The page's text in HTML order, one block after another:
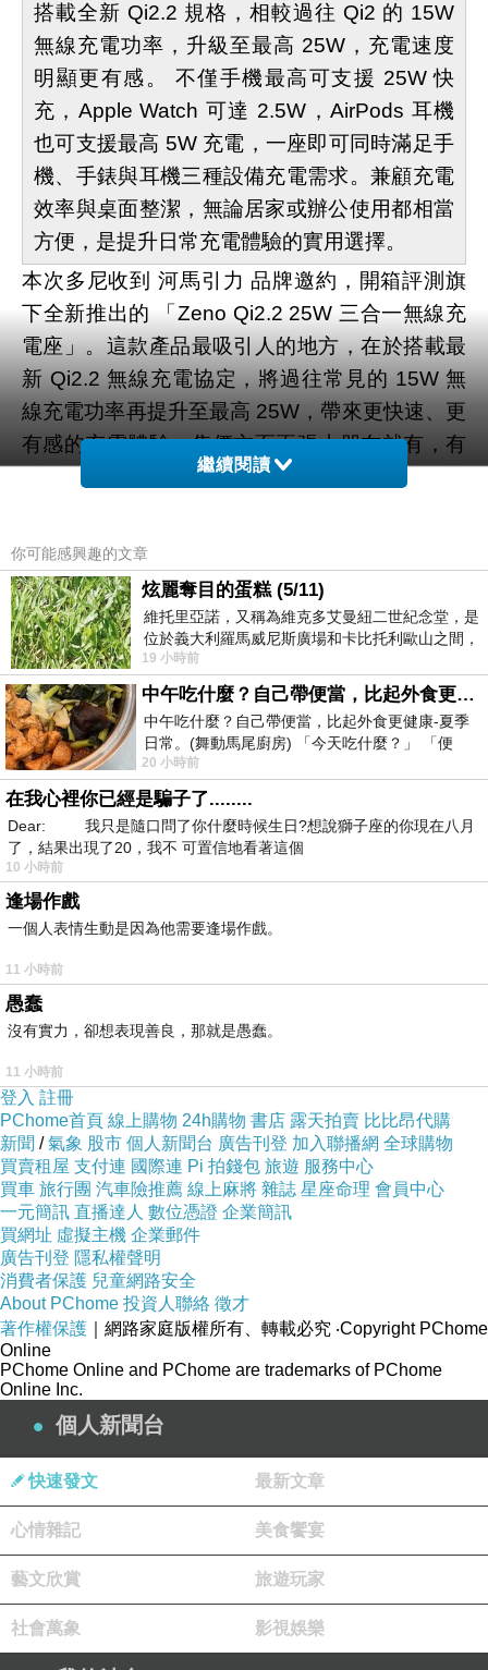
搭載全新 Qi2.2 規格，相較過往 Qi2 的 15W
無線充電功率，升級至最高 25W，充電速度
明顯更有感。 不僅手機最高可支援 25W 快
充，Apple Watch 可達 2.5W，AirPods 耳機
也可支援最高 5W 充電，一座即可同時滿足手
機、手錶與耳機三種設備充電需求。兼顧充電
效率與桌面整潔，無論居家或辦公使用都相當
方便，是提升日常充電體驗的實用選擇。
本次多尼收到 河馬引力 品牌邀約，開箱評測旗
下全新推出的 「Zeno Qi2.2 25W 三合一無線充
電座」。這款產品最吸引人的地方，在於搭載最
新 Qi2.2 無線充電協定，將過往常見的 15W 無
線充電功率再提升至最高 25W，帶來更快速、更
有感的充電體驗。售價方面兩張小朋友就有，有
時候搭配官網的活動，折扣下來很有競爭力，若
充電座，不妨可以參考看看這款產品，一次搞定
日常多裝置充電需求。
▼ Zeno Qi2.2 25W 三合一無線充電座產品頁面
本篇開箱評測主要提供給有意購入河馬引力Zeno
Qi2.2 25W 三合一無線充電座的讀者作為參考。
全文將從產品外包裝、特色功能與詳細規格與評
測開始介紹，並實際開箱帶大家一探內容物配置
與本體設計細節。此外，多尼也會分享實際體驗
後的使用心得與回饋，包含日常充電便利性、充
電效率以及多設備同時使用的實際感受，幫助各
位讀者更進一步了解 Zeno是否值得入手，以及
是否符合自身的使用需求。
產品包裝
Zeno在外包裝設計上，整體採偏時尚輕奢的簡約
風格，視覺設計相當俐落。包裝正面可看到產品
主體示意圖、品牌名稱、產品型號以及主要特色
標示，讓人一眼即可快速了解產品定位與核心功
能。包裝左右兩側則標示充電規格、產品名稱等
資訊；至於包裝背面，則提供更完整的產品特色
與詳細規格說明，方便使用者在開箱前就能先行
掌握產品功能。以下也將針對 Hipporizz Zeno
Qi2.2 25W 三合一無線充電座的產品特色與規格
進行整理，提供給有興趣的讀者參考。
■ 特色
● 採用 Qi2.2 25W 真無線快充，30 分鐘可充電
50%，效率較 15W 提升 135%
● 支援 PD3.0、QC3.0 快充協議
● 支援手機、耳機、手錶三合一同步充電，穩定
不降速
繼續閱讀
你可能感興趣的文章
炫麗奪目的蛋糕 (5/11)
維托里亞諾，又稱為維克多艾曼紐二世紀念堂，是
位於義大利羅馬威尼斯廣場和卡比托利歐山之間，
用以紀念統一義大利統一後的的第一位國
19 小時前
中午吃什麼？自己帶便當，比起外食更健康-夏季日常。(舞動馬尾廚房)
中午吃什麼？自己帶便當，比起外食更健康-夏季
日常。(舞動馬尾廚房) 「今天吃什麼？」 「便
當？麵？還是炒飯？」 每天都在選擇
20 小時前
在我心裡你已經是騙子了........
Dear: 我只是隨口問了你什麼時候生日?想說獅子座的你現在八月
了，結果出現了20，我不 可置信地看著這個
10 小時前
逢場作戲
一個人表情生動是因為他需要逢場作戲。
11 小時前
愚蠢
沒有實力，卻想表現善良，那就是愚蠢。
11 小時前
登入 註冊
PChome首頁 線上購物 24h購物 書店 露天拍賣 比比昂代購
新聞 /氣象 股市 個人新聞台 廣告刊登 加入聯播網 全球購物
買賣租屋 支付連 國際連 Pi 拍錢包 旅遊 服務中心
買車 旅行團 汽車險推薦 線上麻將 雜誌 星座命理 會員中心
一元簡訊 直播達人 數位憑證 企業簡訊
買網址 虛擬主機 企業郵件
廣告刊登 隱私權聲明
消費者保護 兒童網路安全
About PChome 投資人聯絡 徵才
著作權保護 ｜網路家庭版權所有、轉載必究 ‧Copyright PChome
Online
PChome Online and PChome are trademarks of PChome
Online Inc.
個人新聞台
快速發文 最新文章
心情雜記 美食饗宴
藝文欣賞 旅遊玩家
社會萬象 影視娛樂